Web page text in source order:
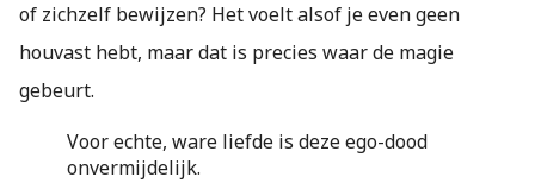
of zichzelf bewijzen? Het voelt alsof je even geen
houvast hebt, maar dat is precies waar de magie
gebeurt.
Voor echte, ware liefde is deze ego-dood
onvermijdelijk.